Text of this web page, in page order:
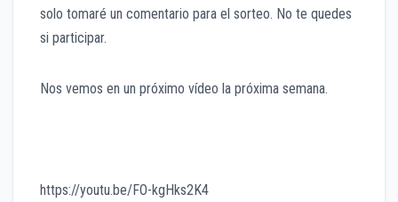
solo tomaré un comentario para el sorteo. No te quedes
si participar.
Nos vemos en un próximo vídeo la próxima semana.
https://youtu.be/FO-kgHks2K4